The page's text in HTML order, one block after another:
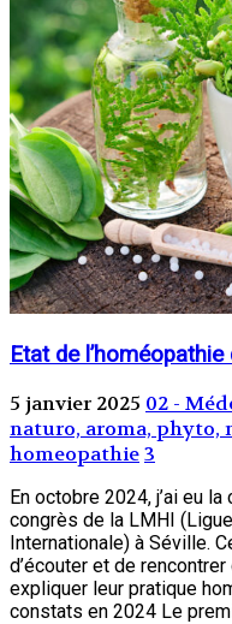
Etat de
5 janvier 2025 02 -
naturo, aroma,
homeopathie3
En octobre 2024, j’ai eu
congrès de la LMHI
Internationale) à Séville.
d’écouter et de
expliquer leur pratique
constats en 2024 Le